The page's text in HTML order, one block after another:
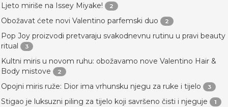
Ljeto miriše na Issey Miyake! 2
Obožavat ćete novi Valentino parfemski duo 2
Pop Joy proizvodi pretvaraju svakodnevnu rutinu u pravi beauty
ritual
3
Kultni miris u novom ruhu: obožavamo nove Valentino Hair &
Body mistove
2
Opojni miris ruže: Dior ima vrhunsku njegu za ruke i tijelo 3
Stigao je luksuzni piling za tijelo koji savršeno čisti i njeguje 1